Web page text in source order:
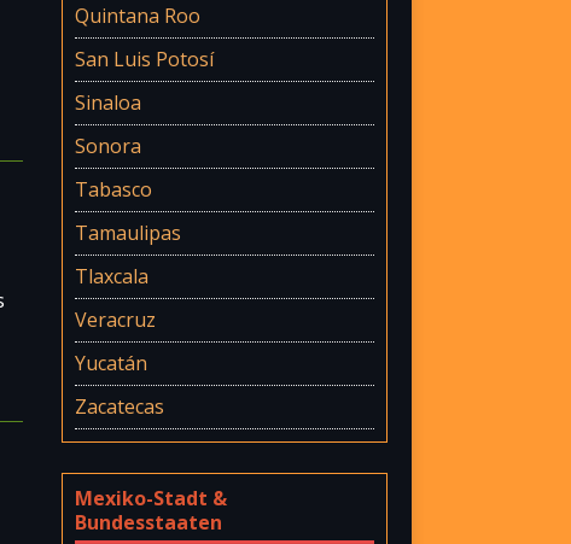
Quintana Roo
San Luis Potosí
Sinaloa
Sonora
Tabasco
Tamaulipas
Tlaxcala
Veracruz
Yucatán
Zacatecas
Mexiko-Stadt &
Bundesstaaten